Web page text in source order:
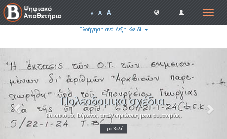
Toggle
A A A
Πλοήγηση ανά Λέξη-κλειδί
Πολεοδομικά σχέδια.
Συνοικισμός Βύρωνος, απαλλοτριώσεως μετα ρυμοτομίας.
Προβολή